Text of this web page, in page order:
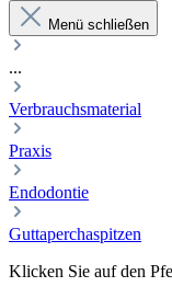
Menü schließen
...
Verbrauchsmaterial
Praxis
Endodontie
Guttaperchaspitzen
Klicken Sie auf den